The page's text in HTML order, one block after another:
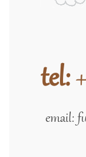
tel:
email: